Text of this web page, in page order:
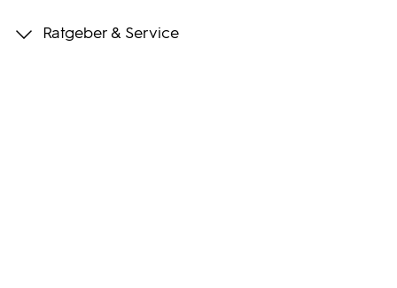
Ratgeber & Service